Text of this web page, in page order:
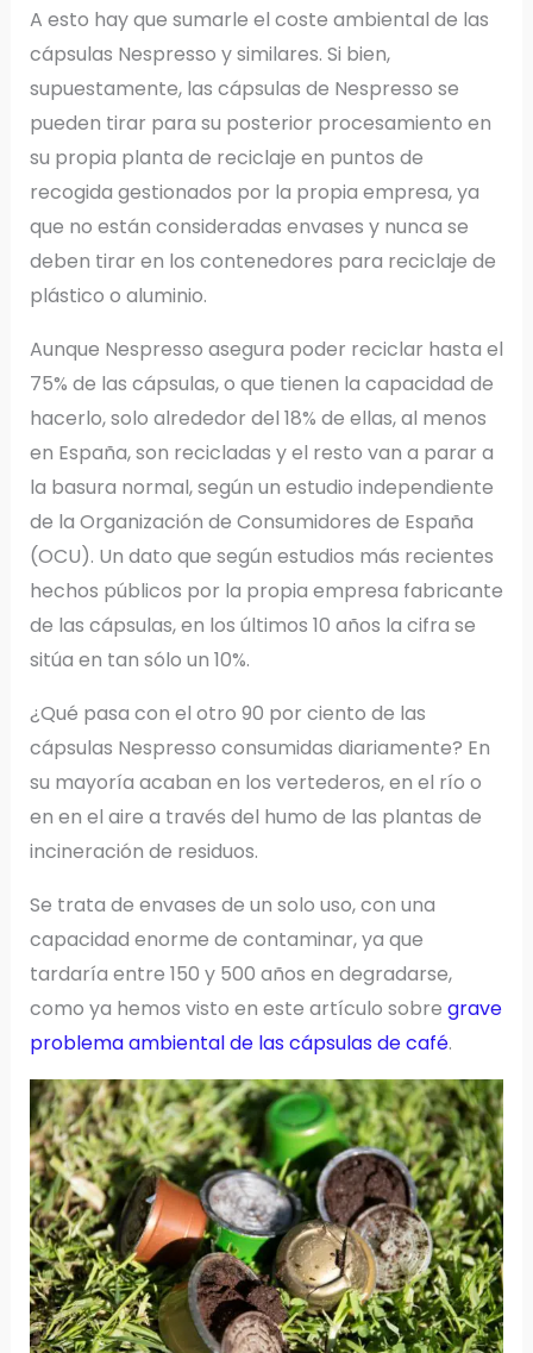
A esto hay que sumarle el coste ambiental de las
cápsulas Nespresso y similares. Si bien,
supuestamente, las cápsulas de Nespresso se
pueden tirar para su posterior procesamiento en
su propia planta de reciclaje en puntos de
recogida gestionados por la propia empresa, ya
que no están consideradas envases y nunca se
deben tirar en los contenedores para reciclaje de
plástico o aluminio.
Aunque Nespresso asegura poder reciclar hasta el
75% de las cápsulas, o que tienen la capacidad de
hacerlo, solo alrededor del 18% de ellas, al menos
en España, son recicladas y el resto van a parar a
la basura normal, según un estudio independiente
de la Organización de Consumidores de España
(OCU). Un dato que según estudios más recientes
hechos públicos por la propia empresa fabricante
de las cápsulas, en los últimos 10 años la cifra se
sitúa en tan sólo un 10%.
¿Qué pasa con el otro 90 por ciento de las
cápsulas Nespresso consumidas diariamente? En
su mayoría acaban en los vertederos, en el río o
en en el aire a través del humo de las plantas de
incineración de residuos.
Se trata de envases de un solo uso, con una
capacidad enorme de contaminar, ya que
tardaría entre 150 y 500 años en degradarse,
como ya hemos visto en este artículo sobre grave
problema ambiental de las cápsulas de café.